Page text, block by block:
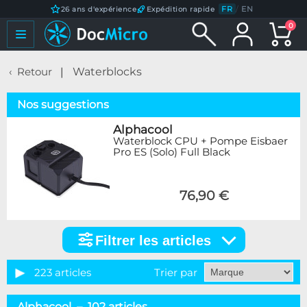
26 ans d'expérience Expédition rapide FR / EN
0
Retour Waterblocks
Nos suggestions
Alphacool
Waterblock CPU + Pompe Eisbaer
Pro ES (Solo) Full Black
76,90 €
articles
Catégorie
Filtrer les articles
223 articles Trier par